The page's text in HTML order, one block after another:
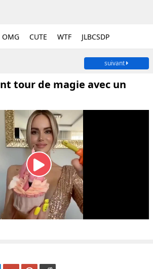
OMG CUTE WTF JLBCSDP
suivant
tour de magie avec un